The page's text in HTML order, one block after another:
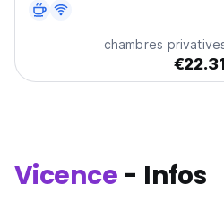
chambres
Vicence - Infos